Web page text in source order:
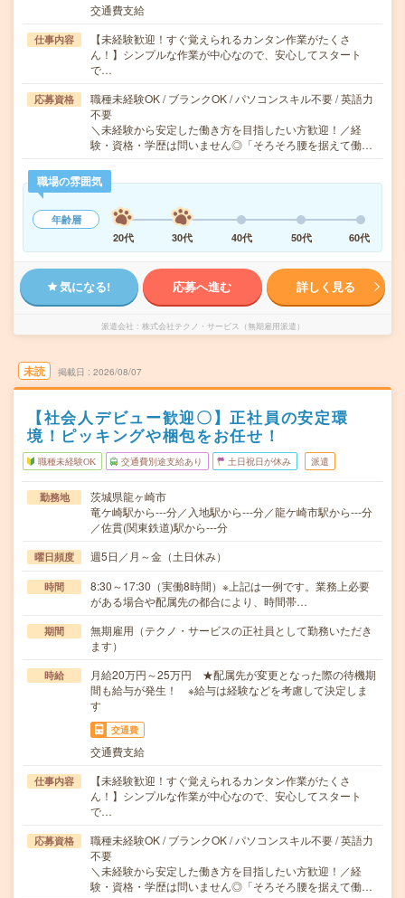
交通費支給
仕事内容
【未経験歓迎！すぐ覚えられるカンタン作業がたくさ
ん！】シンプルな作業が中心なので、安心してスタート
で…
応募資格
職種未経験OK / ブランクOK / パソコンスキル不要 / 英語力
不要
＼未経験から安定した働き方を目指したい方歓迎！／経
験・資格・学歴は問いません◎「そろそろ腰を据えて働…
職場の雰囲気
年齢層
20代
30代 40代 50代 60代
気になる! 応募へ進む 詳しく見る
派遣会社 株式会社テクノ・サービス（無期雇用派遣）
未読 掲載日 2026/08/07
【社会人デビュー歓迎〇】正社員の安定環
境！ピッキングや梱包をお任せ！
職種未経験OK 交通費別途支給あり 土日祝日が休み 派遣
勤務地
茨城県龍ヶ崎市
竜ケ崎駅から---分／入地駅から---分／龍ケ崎市駅から---分
／佐貫(関東鉄道)駅から---分
曜日頻度 週5日／月～金（土日休み）
時間
8:30～17:30（実働8時間）※上記は一例です。業務上必要
がある場合や配属先の都合により、時間帯…
期間
無期雇用（テクノ・サービスの正社員として勤務いただき
ます）
時給
月給20万円～25万円 ★配属先が変更となった際の待機期
間も給与が発生！ ※給与は経験などを考慮して決定しま
す
交通費
交通費支給
仕事内容
【未経験歓迎！すぐ覚えられるカンタン作業がたくさ
ん！】シンプルな作業が中心なので、安心してスタート
で…
応募資格
職種未経験OK / ブランクOK / パソコンスキル不要 / 英語力
不要
＼未経験から安定した働き方を目指したい方歓迎！／経
験・資格・学歴は問いません◎「そろそろ腰を据えて働…